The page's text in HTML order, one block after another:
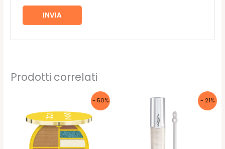
Prodotti correlati
- 50% - 21%